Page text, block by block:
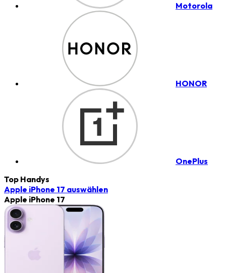
Motorola
HONOR
OnePlus
Top Handys
Apple iPhone 17 auswählen
Apple iPhone 17